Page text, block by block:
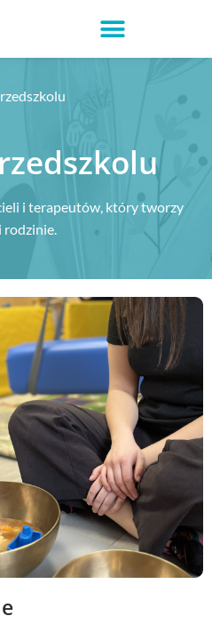
i terapeutów, który tworzy
rodzinie.